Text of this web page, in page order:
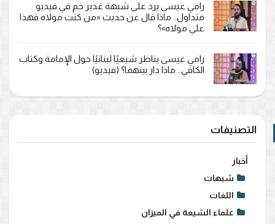
رامي عيسى يرد على شبهة غدير خم في فيديو
متداول.. ماذا قال عن حديث «من كنت مولاه فهذا
علي مولاه»؟
رامي عيسى يناظر شيعيًا لبنانيًا حول الإمامة وكتاب
الكافي.. ماذا دار بينهما؟ (فيديو)
التصنيفات
أخبار
شبهات
اللغات
علماء الشيعة في الميزان